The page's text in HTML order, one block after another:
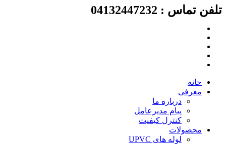
تلفن تماس : 04132447232
خانه
معرفی
درباره ما
پیام مدیرعامل
کنترل کیفیت
محصولات
لوله های UPVC